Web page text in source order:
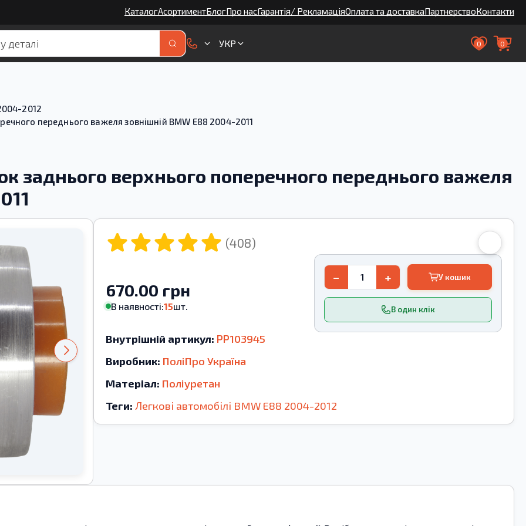
КаталогАсортиментБлогПро насГарантія/ РекламаціяОплата та доставкаПартнерствоКонтакти
УКР 0 0
2012
переднього важеля зовнішній BMW E88 2004-2011
заднього верхнього поперечного переднього важеля
(408)
670.00 грн
В наявності:15шт. В один клік
− + У кошик
Внутрішній артикул: PP103945
Виробник: ПоліПро Україна
Матеріал: Поліуретан
Теги: Легкові автомобілі BMW E88 2004-2012